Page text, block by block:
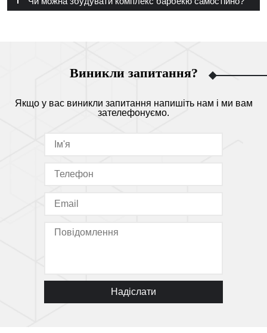
Виникли запитання?
Якщо у вас виникли запитання напишіть нам і ми вам
зателефонуємо.
Надіслати